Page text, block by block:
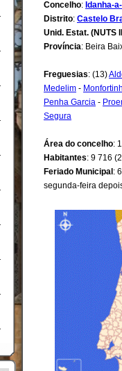
Concelho: Idanha-
Distrito: Castelo
Unid. Estat. (NUTS
Província: Beira
Freguesias: (13)
Medelim -
Penha Garcia -
Segura
Área do concelho:
Habitantes: 9 716
Feriado Municipal :
segunda-feira